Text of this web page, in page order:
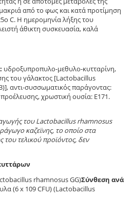
από το φως και κατά προτίμηση
C. Η ημερομηνία λήξης του
άθικτη συσκευασία, καλά
υδροξυπροπυλο-μεθυλο-κυτταρίνη,
του γάλακτος [Lactobacillus
αντι-συσσωματικός παράγοντας:
χρωστική ουσία: Ε171.
του Lactobacillus rhamnosus
καζεϊνης, το οποίο στα
τελικού προϊόντος, δεν
rhamnosus GG)Σύνθεση ανά
(6 x 109 CFU) (Lactobacillus